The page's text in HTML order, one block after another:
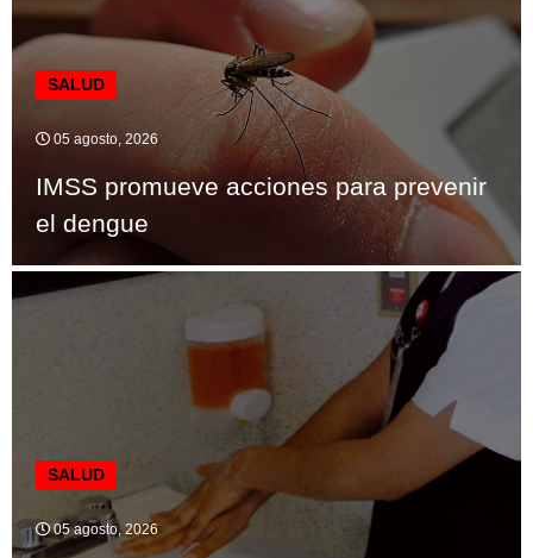
SALUD
05 agosto, 2026
IMSS promueve acciones para prevenir
el dengue
SALUD
05 agosto, 2026